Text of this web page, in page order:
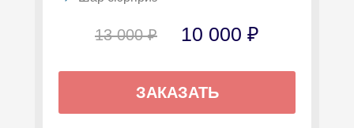
13 000 ₽ 10 000 ₽
ЗАКАЗАТЬ